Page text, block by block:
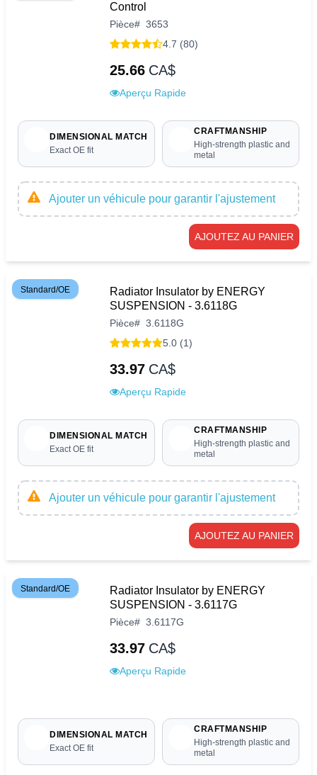
Control
Pièce# 3653
4.7 (80)
25.66 CA$
Aperçu Rapide
DIMENSIONAL MATCH
Exact OE fit
CRAFTMANSHIP
High-strength plastic and
metal
Ajouter un véhicule pour garantir l'ajustement
AJOUTEZ AU PANIER
Standard/OE
Radiator Insulator by ENERGY
SUSPENSION - 3.6118G
Pièce# 3.6118G
5.0 (1)
33.97 CA$
Aperçu Rapide
DIMENSIONAL MATCH
Exact OE fit
CRAFTMANSHIP
High-strength plastic and
metal
Ajouter un véhicule pour garantir l'ajustement
AJOUTEZ AU PANIER
Standard/OE
Radiator Insulator by ENERGY
SUSPENSION - 3.6117G
Pièce# 3.6117G
33.97 CA$
Aperçu Rapide
DIMENSIONAL MATCH
Exact OE fit
CRAFTMANSHIP
High-strength plastic and
metal